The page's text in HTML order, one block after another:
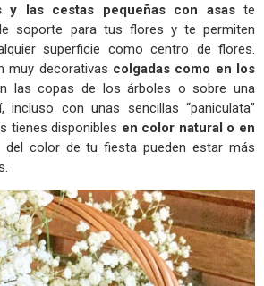
y las cestas pequeñas con asas te
soporte para tus flores y te permiten
superficie como centro de flores.
muy decorativas colgadas como en los
las copas de los árboles o sobre una
incluso con unas sencillas “paniculata”
tienes disponibles en color natural o en
del color de tu fiesta pueden estar más